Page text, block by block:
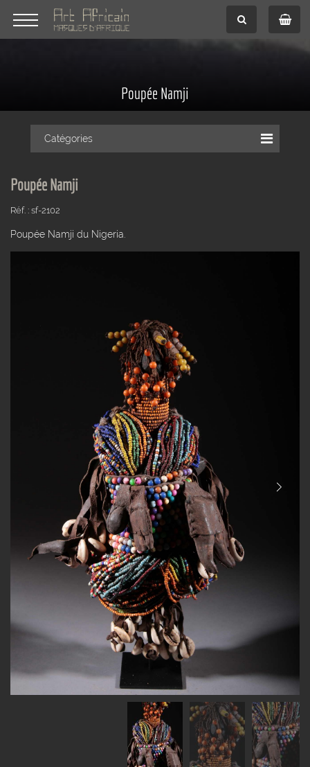
Poupée Namji
Catégories
Poupée Namji
Réf. : sf-2102
Poupée Namji du Nigeria.